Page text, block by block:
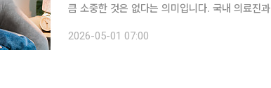
큼 소중한 것은 없다는 의미입니다. 국내 의료진
나 주기와 무관한 출혈이 반복된다면 단순한 피로
2026-05-01 07:00